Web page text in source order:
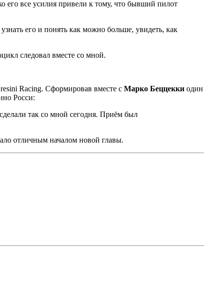
его все усилия привели к тому, что бывший пилот
его и понять как можно больше, увидеть, как
следовал вместе со мной.
Racing. Сформировав вместе с Марко Беццекки один
Росси:
так со мной сегодня. Приём был
отличным началом новой главы.